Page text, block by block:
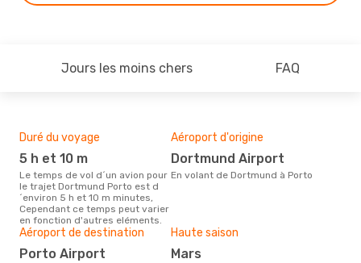
Jours les moins chers FAQ
Duré du voyage
5 h et 10 m
Le temps de vol d´un avion pour
le trajet Dortmund Porto est d
´environ 5 h et 10 m minutes,
Cependant ce temps peut varier
en fonction d'autres eléments.
Aéroport d'origine
Dortmund Airport
En volant de Dortmund à Porto
Aéroport de destination
Porto Airport
Haute saison
mars